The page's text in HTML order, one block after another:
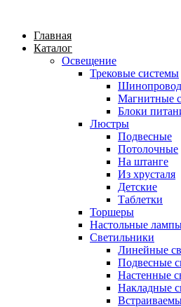
Главная
Каталог
Освещение
Трековые системы
Шинопровод
Магнитные
Блоки
Люстры
Подвесные
Потолочные
На штанге
Из хрусталя
Детские
Таблетки
Торшеры
Настольные
Светильники
Линейные
Подвесные
Настенные
Накладные